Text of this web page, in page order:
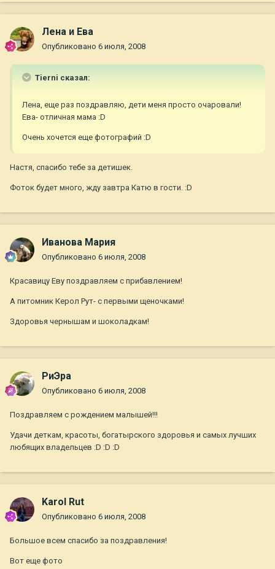
Лена и Ева
Опубликовано 6 июля, 2008
Tierni сказал:
Лена, еще раз поздравляю, дети меня просто очаровали!
Ева- отличная мама :D
Очень хочется еще фотографий :D
Настя, спасибо тебе за детишек.
Фоток будет много, жду завтра Катю в гости. :D
Иванова Мария
Опубликовано 6 июля, 2008
Красавицу Еву поздравляем с прибавлением!
А питомник Керол Рут- с первыми щеночками!
Здоровья чернышам и шоколадкам!
РиЭра
Опубликовано 6 июля, 2008
Поздравляем с рождением малышей!!!
Удачи деткам, красоты, богатырского здоровья и самых лучших
любящих владельцев :D :D :D
Karol Rut
Опубликовано 6 июля, 2008
Большое всем спасибо за поздравления!
Вот еще фото